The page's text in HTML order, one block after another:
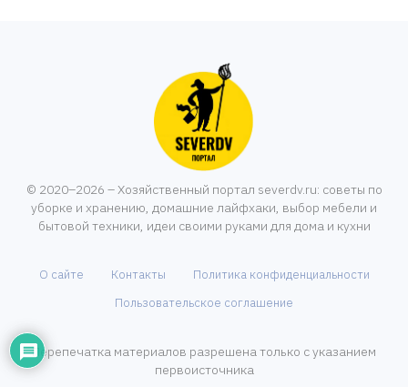
© 2020–2026 – Хозяйственный портал severdv.ru: советы по
уборке и хранению, домашние лайфхаки, выбор мебели и
бытовой техники, идеи своими руками для дома и кухни
О сайте Контакты
Политика конфиденциальности
Пользовательское соглашение
Перепечатка материалов разрешена только с указанием
первоисточника